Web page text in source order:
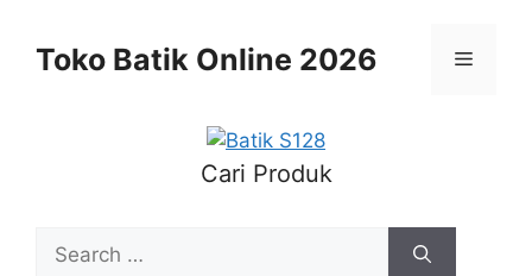
contentToko Batik Online 2026 Menu
Cari Produk
for: